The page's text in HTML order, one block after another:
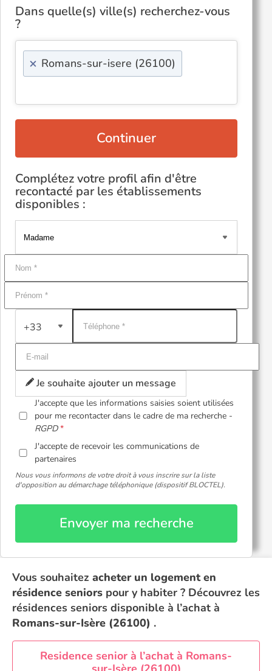
Dans quelle(s) ville(s) recherchez-vous
?
× Romans-sur-isere (26100)
Continuer
Complétez votre profil afin d'être
recontacté par les établissements
disponibles :
+33
Je souhaite ajouter un message
J'accepte que les informations saisies soient utilisées
pour me recontacter dans le cadre de ma recherche -
RGPD
J'accepte de recevoir les communications de
partenaires
Nous vous informons de votre droit à vous inscrire sur la liste
d'opposition au démarchage téléphonique (dispositif BLOCTEL).
Envoyer ma recherche
Vous souhaitez acheter un logement en
résidence seniors pour y habiter ? Découvrez les
résidences seniors disponible à l’achat à
Romans-sur-Isère (26100) .
Residence senior à l’achat à Romans-